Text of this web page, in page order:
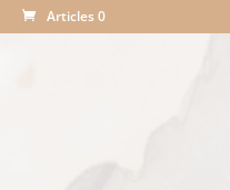
Articles 0